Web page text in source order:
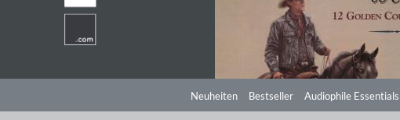
Neuheiten Bestseller Audiophile Essentials